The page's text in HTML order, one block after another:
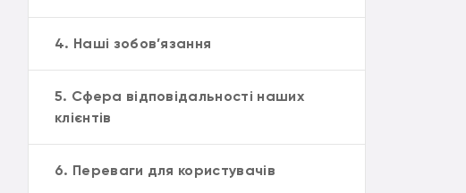
4. Наші зобов’язання
5. Сфера відповідальності наших
клієнтів
6. Переваги для користувачів